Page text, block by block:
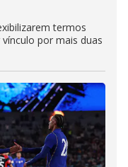
termos
por mais duas